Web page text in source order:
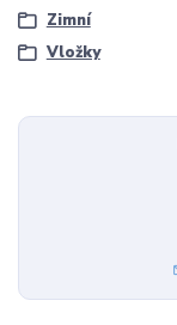
Zimní
Vložky